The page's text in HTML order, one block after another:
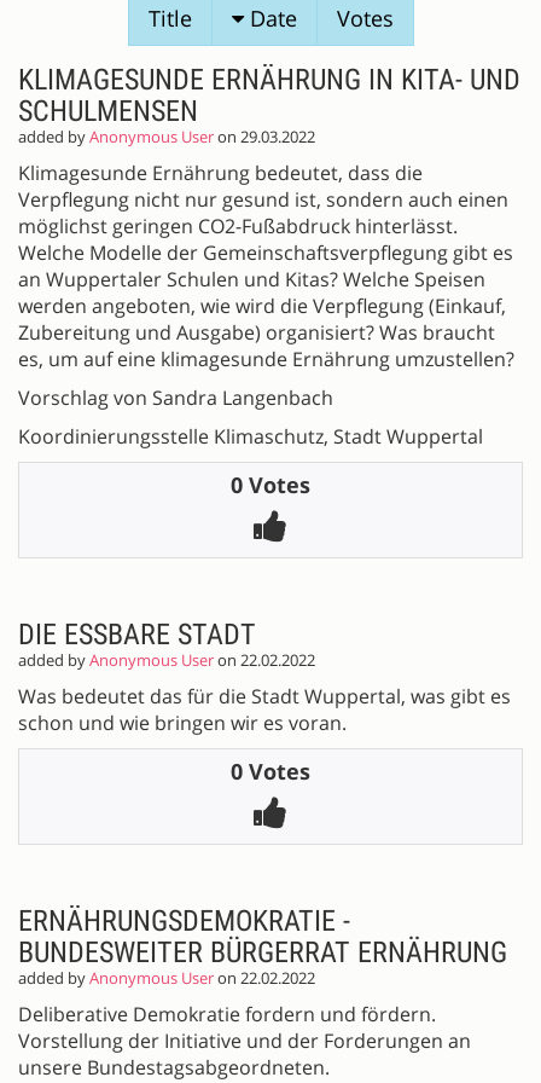
Title Date Votes
KLIMAGESUNDE ERNÄHRUNG IN KITA- UND
SCHULMENSEN
added byAnonymous Useron 29.03.2022
Klimagesunde Ernährung bedeutet, dass die
Verpflegung nicht nur gesund ist, sondern auch einen
möglichst geringen CO2-Fußabdruck hinterlässt.
Welche Modelle der Gemeinschaftsverpflegung gibt es
an Wuppertaler Schulen und Kitas? Welche Speisen
werden angeboten, wie wird die Verpflegung (Einkauf,
Zubereitung und Ausgabe) organisiert? Was braucht
es, um auf eine klimagesunde Ernährung umzustellen?
Vorschlag von Sandra Langenbach
Koordinierungsstelle Klimaschutz, Stadt Wuppertal
0 Votes
DIE ESSBARE STADT
added byAnonymous Useron 22.02.2022
Was bedeutet das für die Stadt Wuppertal, was gibt es
schon und wie bringen wir es voran.
0 Votes
ERNÄHRUNGSDEMOKRATIE -
BUNDESWEITER BÜRGERRAT ERNÄHRUNG
added byAnonymous Useron 22.02.2022
Deliberative Demokratie fordern und fördern.
Vorstellung der Initiative und der Forderungen an
unsere Bundestagsabgeordneten.